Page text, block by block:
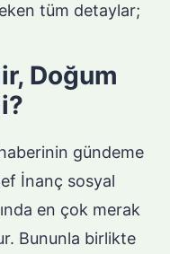
tüm detaylar;
Doğum
gündeme
İnanç sosyal
en çok merak
Bununla birlikte